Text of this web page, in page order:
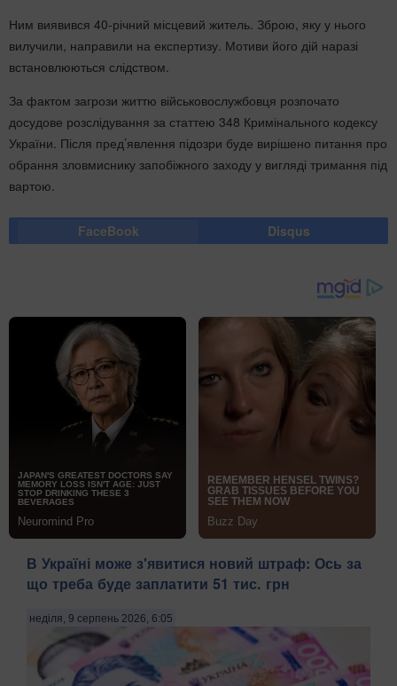
Ним виявився 40-річний місцевий житель. Зброю, яку у нього
вилучили, направили на експертизу. Мотиви його дій наразі
встановлюються слідством.
За фактом загрози життю військовослужбовця розпочато
досудове розслідування за статтею 348 Кримінального кодексу
України. Після пред’явлення підозри буде вирішено питання про
обрання зловмиснику запобіжного заходу у вигляді тримання під
вартою.
FaceBook Disqus
В Україні може з'явитися новий штраф: Ось за
що треба буде заплатити 51 тис. грн
неділя, 9 серпень 2026, 6:05